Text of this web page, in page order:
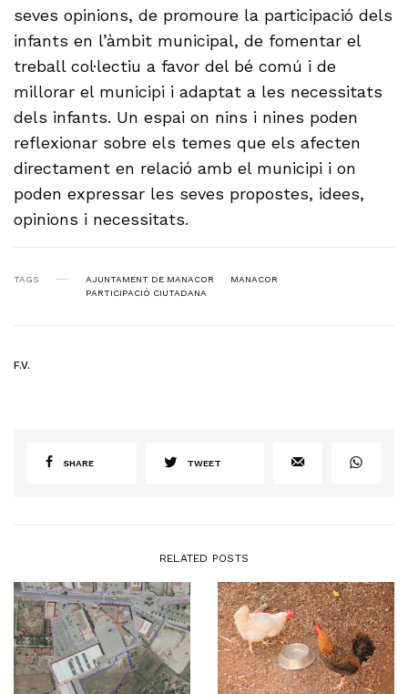
seves opinions, de promoure la participació dels
infants en l’àmbit municipal, de fomentar el
treball col·lectiu a favor del bé comú i de
millorar el municipi i adaptat a les necessitats
dels infants. Un espai on nins i nines poden
reflexionar sobre els temes que els afecten
directament en relació amb el municipi i on
poden expressar les seves propostes, idees,
opinions i necessitats.
TAGS AJUNTAMENT DE MANACOR
MANACOR
PARTICIPACIÓ CIUTADANA
F.V.
SHARE TWEET
RELATED POSTS